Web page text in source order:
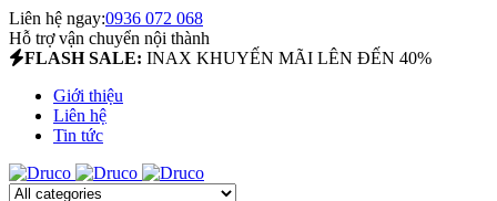
Liên hệ ngay:0936 072 068
Hỗ trợ vận chuyển nội thành
FLASH SALE: INAX KHUYẾN MÃI LÊN ĐẾN 40%
Giới thiệu
Liên hệ
Tin tức